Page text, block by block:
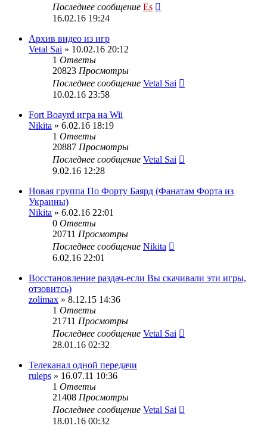
Последнее сообщение Es
16.02.16 19:24
Архив видео из игр
Vetal Sai » 10.02.16 20:12
1 Ответы
20823 Просмотры
Последнее сообщение Vetal Sai
10.02.16 23:58
Fort Boayrd игра на Wii
Nikita » 6.02.16 18:19
1 Ответы
20887 Просмотры
Последнее сообщение Vetal Sai
9.02.16 12:28
Новая группа По Форту Баярд (Фанатам Форта из
Украины)
Nikita » 6.02.16 22:01
0 Ответы
20711 Просмотры
Последнее сообщение Nikita
6.02.16 22:01
Восстановление раздач-если Вы скачивали эти игры,
отзовитсь)
zolimax » 8.12.15 14:36
1 Ответы
21711 Просмотры
Последнее сообщение Vetal Sai
28.01.16 02:32
Телеканал одной передачи
ruleps » 16.07.11 10:36
1 Ответы
21408 Просмотры
Последнее сообщение Vetal Sai
18.01.16 00:32